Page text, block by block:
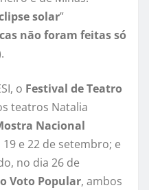
solar”
não foram feitas só
o Festival de Teatro
teatros Natalia
Nacional
e 22 de setembro; e
no dia 26 de
Voto Popular, ambos